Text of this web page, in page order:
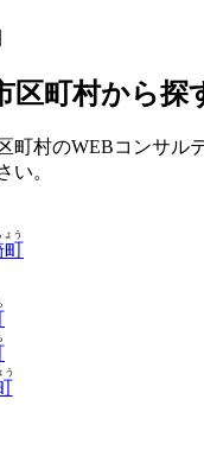
区町村から探
町村のWEBコンサル
い。
町
う
う